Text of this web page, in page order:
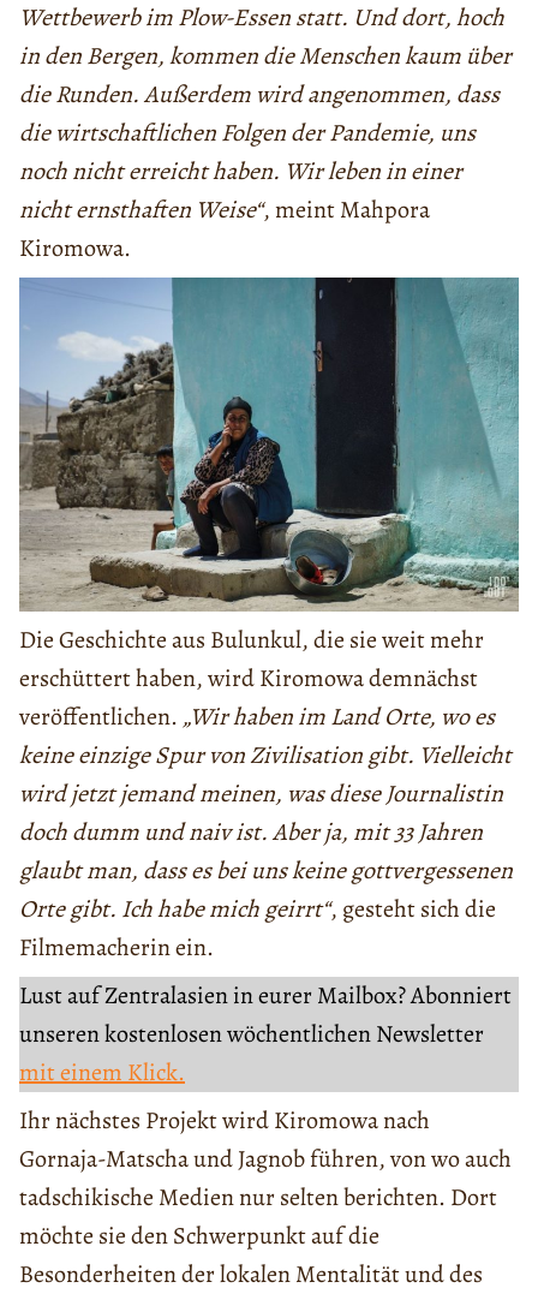
Wettbewerb im Plow-Essen statt. Und dort, hoch
in den Bergen, kommen die Menschen kaum über
die Runden. Außerdem wird angenommen, dass
die wirtschaftlichen Folgen der Pandemie, uns
noch nicht erreicht haben. Wir leben in einer
nicht ernsthaften Weise“, meint Mahpora
Kiromowa.
Die Geschichte aus Bulunkul, die sie weit mehr
erschüttert haben, wird Kiromowa demnächst
veröffentlichen. „Wir haben im Land Orte, wo es
keine einzige Spur von Zivilisation gibt. Vielleicht
wird jetzt jemand meinen, was diese Journalistin
doch dumm und naiv ist. Aber ja, mit 33 Jahren
glaubt man, dass es bei uns keine gottvergessenen
Orte gibt. Ich habe mich geirrt“, gesteht sich die
Filmemacherin ein.
Lust auf Zentralasien in eurer Mailbox? Abonniert
unseren kostenlosen wöchentlichen Newsletter
mit einem Klick.
Ihr nächstes Projekt wird Kiromowa nach
Gornaja-Matscha und Jagnob führen, von wo auch
tadschikische Medien nur selten berichten. Dort
möchte sie den Schwerpunkt auf die
Besonderheiten der lokalen Mentalität und des